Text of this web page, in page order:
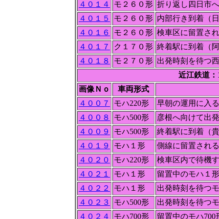
４０１４
モ２６０形 折り返し四日市
４０１５
モ２６０形 内部行き到着（
４０１６
モ２６０形 検車区に留置さ
４０１７
ク１７０形 終着駅に到着（
４０１８
モ２７０形 出発時刻を待つ
近江鉄道：
画像Ｎｏ
車両形式
４００７
モハ220形
早朝の運用に入
４００８
モハ500形
彦根へ向けて出
４００９
モハ500形
終着駅に到着（
４０１９
モハ１形
側線に留置され
４０２０
モハ220形
検車区内で待機
４０２１
モハ１形
留置中のモハ１
４０２２
モハ１形
出発時刻を待つ
４０２３
モハ500形
出発時刻を待つ
４０２４
モハ700形
留置中のモハ700